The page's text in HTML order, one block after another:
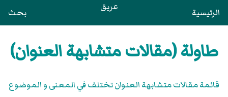
الرئيسية عريق بحث
طاولة (مقالات متشابهة العنوان)
قائمة مقالات متشابهة العنوان تختلف في المعنى و الموضوع